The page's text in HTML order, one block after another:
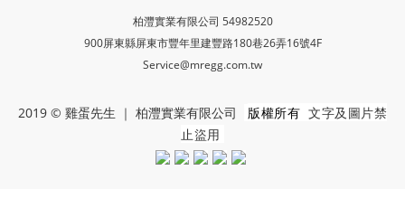
柏灃實業有限公司 54982520
900屏東縣屏東市豐年里建豐路180巷26弄16號4F
Service@mregg.com.tw
2019 © 雞蛋先生 ｜ 柏灃實業有限公司 版權所有 文字及圖片禁
止盜用